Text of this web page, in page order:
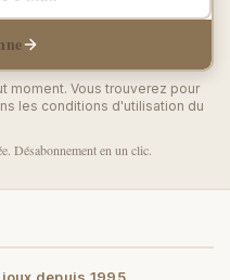
moment. Vous trouverez pour
les conditions d'utilisation du
Désabonnement en un clic.